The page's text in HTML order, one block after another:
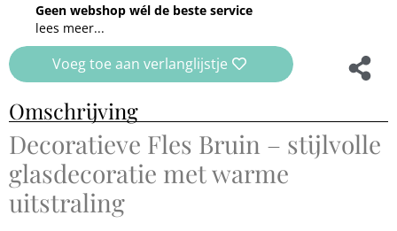
Geen webshop wél de beste service
lees meer...
Voeg toe aan verlanglijstje
Omschrijving
Decoratieve Fles Bruin – stijlvolle
glasdecoratie met warme
uitstraling